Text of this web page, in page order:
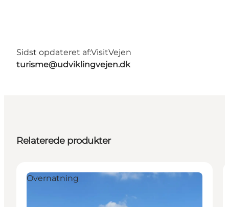
Sidst opdateret af:VisitVejen
turisme@udviklingvejen.dk
Relaterede produkter
Overnatning